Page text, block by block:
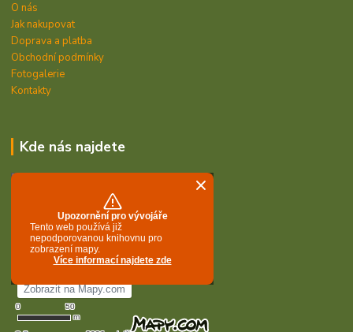
O nás
Jak nakupovat
Doprava a platba
Obchodní podmínky
Fotogalerie
Kontakty
Kde nás najdete